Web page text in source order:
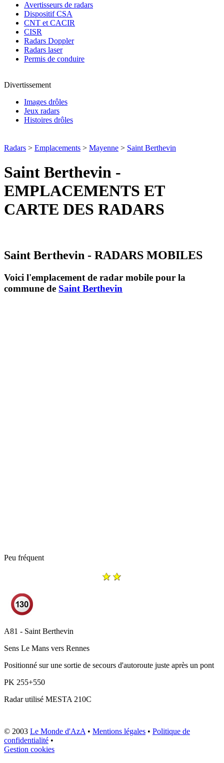
Avertisseurs de radars
Dispositif CSA
CNT et CACIR
CISR
Radars Doppler
Radars laser
Permis de conduire
Divertissement
Images drôles
Jeux radars
Histoires drôles
Radars > Emplacements > Mayenne > Saint Berthevin
Saint Berthevin -
EMPLACEMENTS ET
CARTE DES RADARS
Saint Berthevin - RADARS MOBILES
Voici l'emplacement de radar mobile pour la
commune de Saint Berthevin
Peu fréquent
A81 - Saint Berthevin
Sens Le Mans vers Rennes
Positionné sur une sortie de secours d'autoroute juste après un pont
PK 255+550
Radar utilisé MESTA 210C
© 2003 Le Monde d'AzA• Mentions légales • Politique de
confidentialité •
Gestion cookies